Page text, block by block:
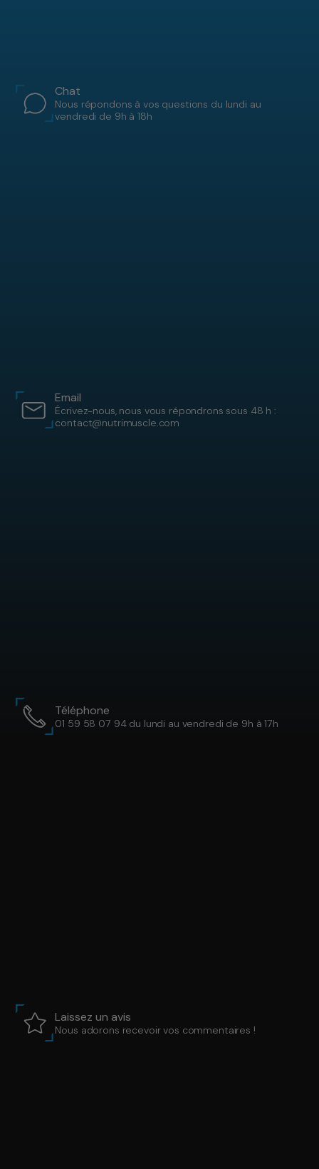
Chat
Nous répondons à vos questions du lundi au
vendredi de 9h à 18h
Email
Écrivez-nous, nous vous répondrons sous 48 h :
contact@nutrimuscle.com
Téléphone
01 59 58 07 94 du lundi au vendredi de 9h à 17h
Laissez un avis
Nous adorons recevoir vos commentaires !